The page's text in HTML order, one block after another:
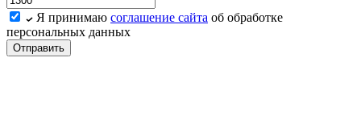
Я принимаю соглашение сайта об обработке
персональных данных